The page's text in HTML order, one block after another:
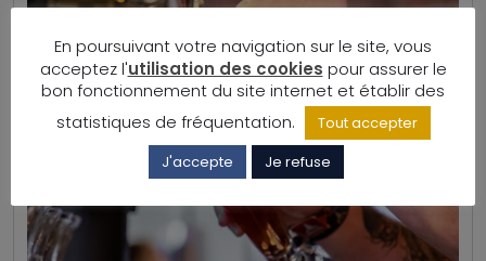
En poursuivant votre navigation sur le site, vous
acceptez l'utilisation des cookies pour assurer le
bon fonctionnement du site internet et établir des
statistiques de fréquentation.
Tout accepter
J'accepte
Je refuse